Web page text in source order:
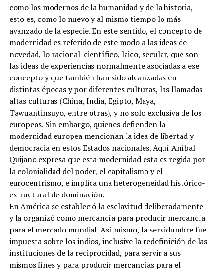
como los modernos de la humanidad y de la historia,
esto es, como lo nuevo y al mismo tiempo lo más
avanzado de la especie. En este sentido, el concepto de
modernidad es referido de este modo a las ideas de
novedad, lo racional-científico, laico, secular, que son
las ideas de experiencias normalmente asociadas a ese
concepto y que también han sido alcanzadas en
distintas épocas y por diferentes culturas, las llamadas
altas culturas (China, India, Egipto, Maya,
Tawuantinsuyo, entre otras), y no solo exclusiva de los
europeos. Sin embargo, quienes defienden la
modernidad europea mencionan la idea de libertad y
democracia en estos Estados nacionales. Aquí Aníbal
Quijano expresa que esta modernidad esta es regida por
la colonialidad del poder, el capitalismo y el
eurocentrismo, e implica una heterogeneidad histórico-
estructural de dominación.
En América se estableció la esclavitud deliberadamente
y la organizó como mercancía para producir mercancía
para el mercado mundial. Así mismo, la servidumbre fue
impuesta sobre los indios, inclusive la redefinición de las
instituciones de la reciprocidad, para servir a sus
mismos fines y para producir mercancías para el